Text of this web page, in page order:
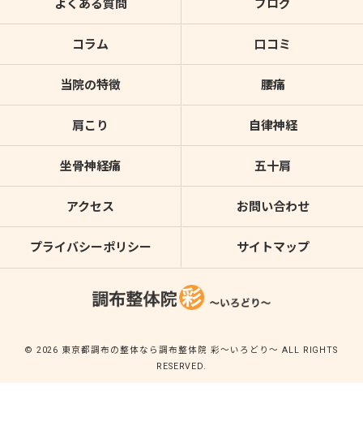
よくある質問 ブログ
コラム 口コミ
当院の特徴 腰痛
肩こり 自律神経
坐骨神経痛 五十肩
アクセス お問い合わせ
プライバシーポリシー サイトマップ
© 2026 東京都調布の整体なら調布整体院 彩～いろどり～ ALL RIGHTS
RESERVED.